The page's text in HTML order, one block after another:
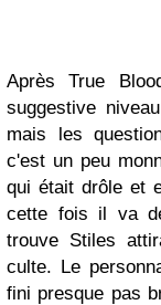
Après True
suggestive
mais les
c'est un peu
qui était drôle et
cette fois il va
trouve Stiles
culte. Le
fini presque pas